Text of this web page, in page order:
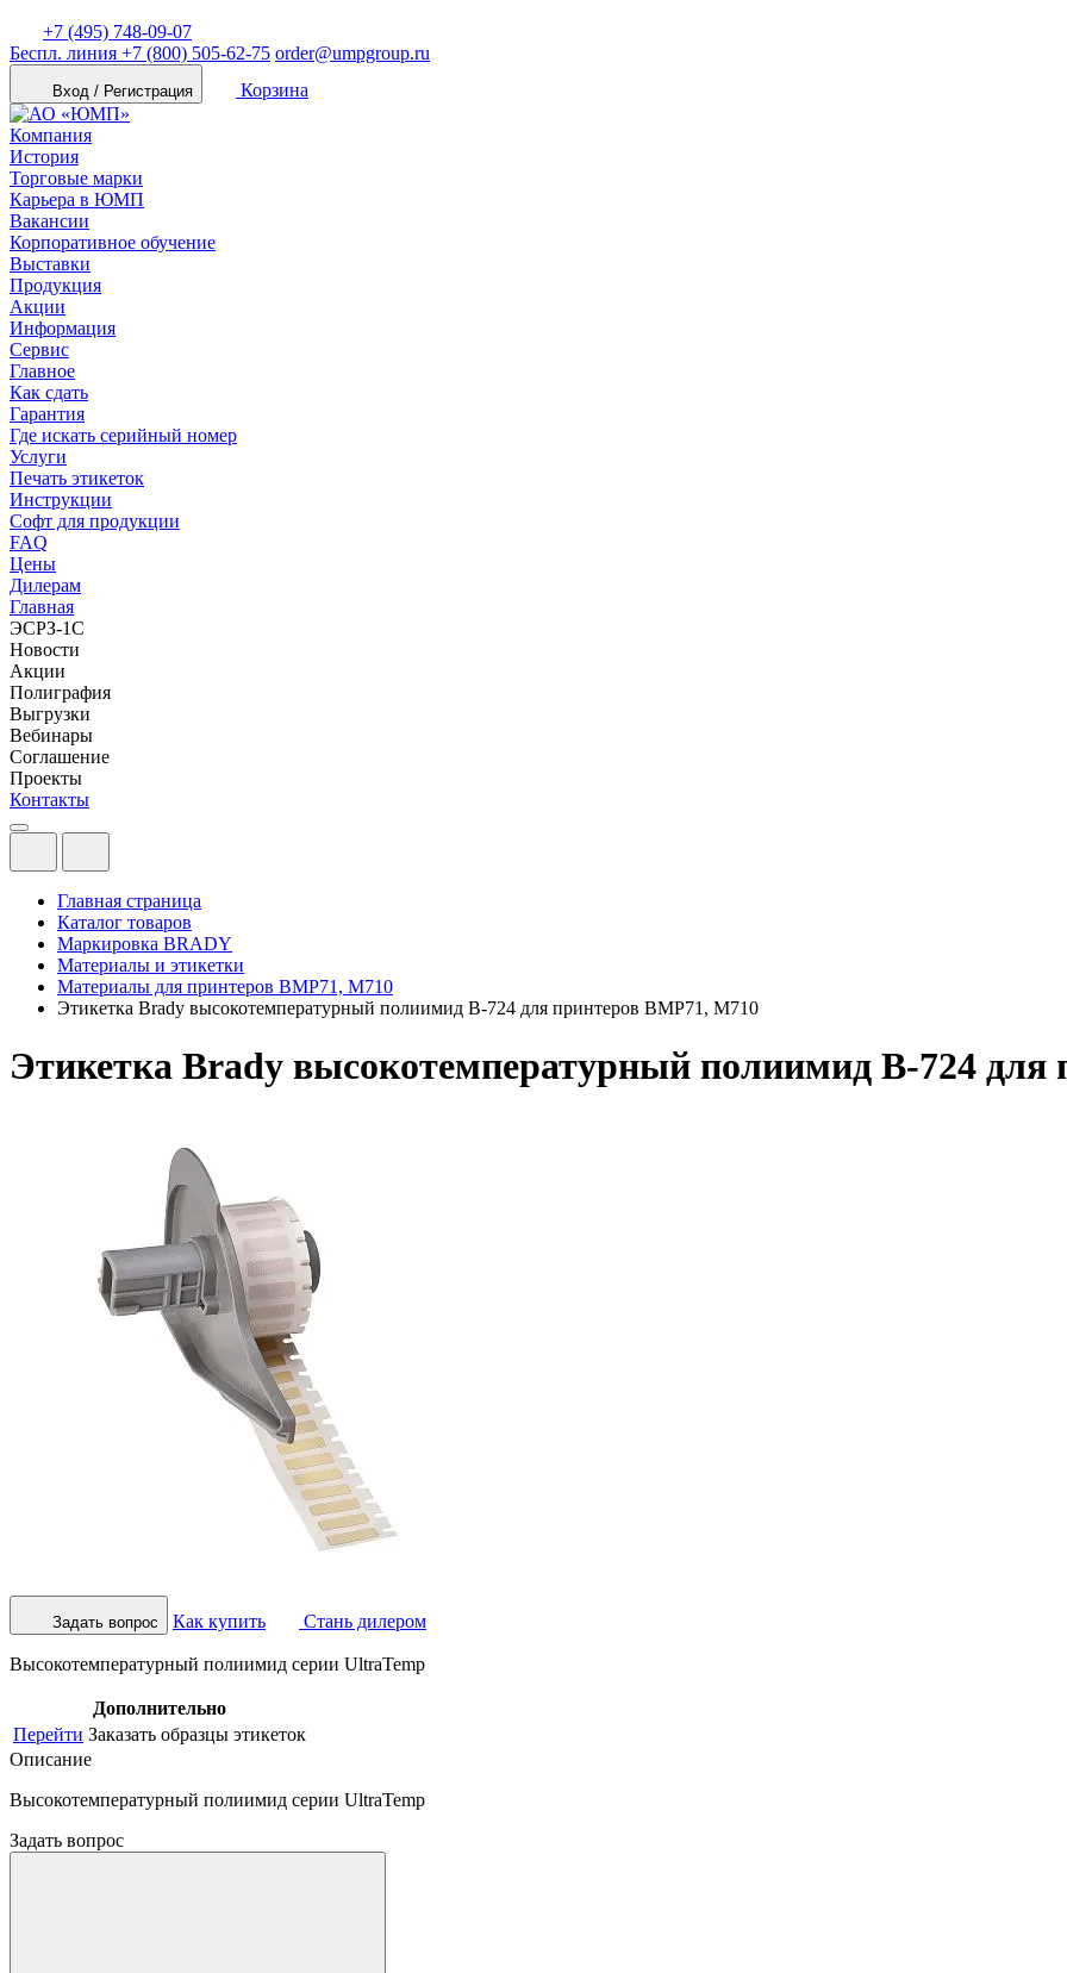
+7 (495) 748-09-07
Беспл. линия +7 (800) 505-62-75 order@umpgroup.ru
Вход / Регистрация Корзина
Компания
История
Торговые марки
Карьера в ЮМП
Вакансии
Корпоративное обучение
Выставки
Продукция
Акции
Информация
Сервис
Главное
Как сдать
Гарантия
Где искать серийный номер
Услуги
Печать этикеток
Инструкции
Софт для продукции
FAQ
Цены
Дилерам
Главная
ЭСРЗ-1С
Новости
Акции
Полиграфия
Выгрузки
Вебинары
Соглашение
Проекты
Контакты
Главная страница
Каталог товаров
Маркировка BRADY
Материалы и этикетки
Материалы для принтеров BMP71, M710
Этикетка Brady высокотемпературный полиимид B-724 для принтеров BMP71, M710
Этикетка Brady высокотемпературный полиимид B-724 для
Задать вопрос Как купить Стань дилером
Высокотемпературный полиимид серии UltraTemp
Дополнительно
Перейти Заказать образцы этикеток
Описание
Высокотемпературный полиимид серии UltraTemp
Задать вопрос